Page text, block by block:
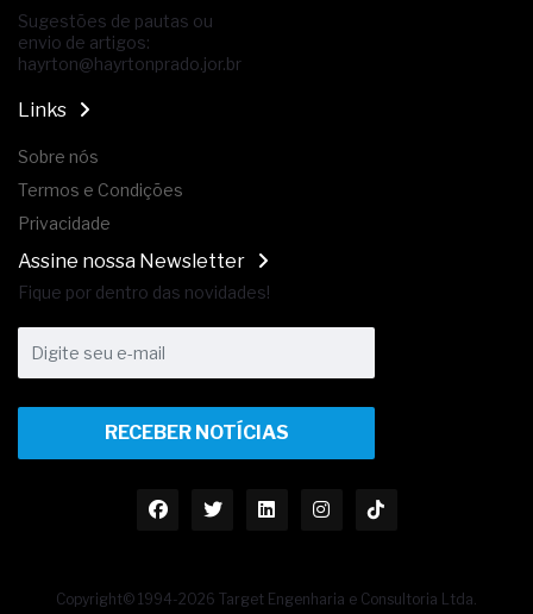
Sugestões de pautas ou
envio de artigos:
hayrton@hayrtonprado.jor.br
Links
Sobre nós
Termos e Condições
Privacidade
Assine nossa Newsletter
Fique por dentro das novidades!
RECEBER NOTÍCIAS
Copyright© 1994-2026 Target Engenharia e Consultoria Ltda.